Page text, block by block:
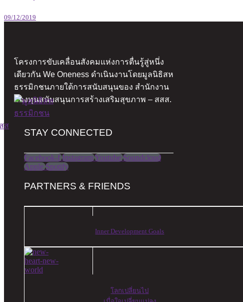
09/12/2019
โครงการขับเคลื่อนสังคมแห่งการตื่นรู้สู่หนึ่ง
เดียวกัน We Oneness ดำเนินงานโดยมูลนิธิสห
ธรรมิกชนภายใต้การสนับสนุนของ สำนักงาน
กองทุนสนับสนุนการสร้างเสริมสุขภาพ – สสส.
STAY CONNECTED​
Facebook-f Instagram Youtube Soundcloud
Apple Spotify
PARTNERS & FRIENDS
Inner Development Goals
โลกเปลี่ยนไป